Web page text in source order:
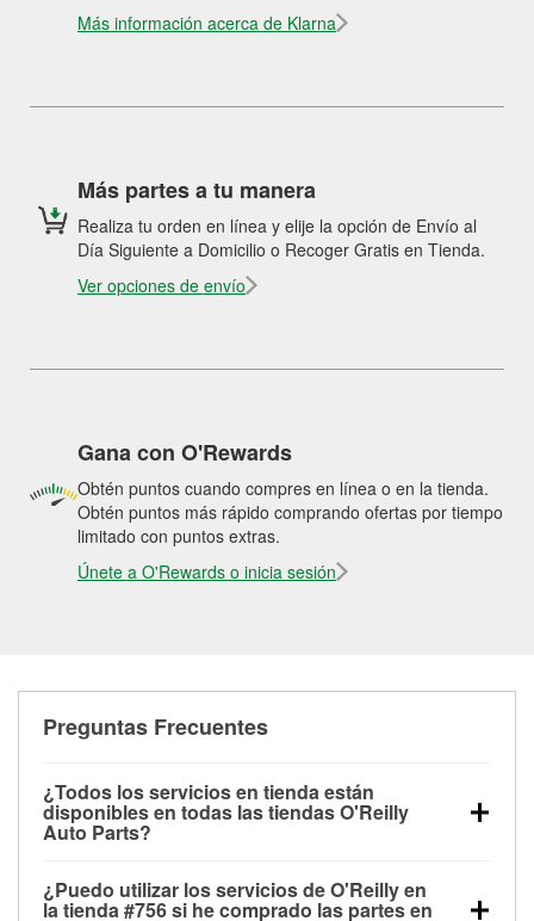
Más información acerca de Klarna
Más partes a tu manera
Realiza tu orden en línea y elije la opción de Envío al
Día Siguiente a Domicilio o Recoger Gratis en Tienda.
Ver opciones de envío
Gana con O'Rewards
Obtén puntos cuando compres en línea o en la tienda.
Obtén puntos más rápido comprando ofertas por tiempo
limitado con puntos extras.
Únete a O'Rewards o inicia sesión
Preguntas Frecuentes
¿Todos los servicios en tienda están
disponibles en todas las tiendas O'Reilly
Auto Parts?
las pruebas de batería, pruebas de alternador y
¿Puedo utilizar los servicios de O'Reilly en
la tienda #756 si he comprado las partes en